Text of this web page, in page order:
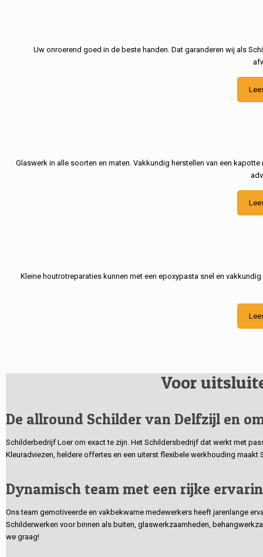
Uw onroerend goed in de beste handen. Dat garanderen wij als
Glaswerk in alle soorten en maten. Vakkundig herstellen van een
Kleine houtrotreparaties kunnen met een epoxypasta snel en
Voor
De allround Schilder van Delfzijl en
Schilderbedrijf Loer om exact te zijn. Het Schildersbedrijf dat werkt met
Kleuradviezen, heldere offertes en een uiterst flexibele werkhouding
Dynamisch team met een rijke
Ons team gemotiveerde en vakbekwame medewerkers heeft jarenlange
Schilderwerken voor binnen als buiten, glaswerkzaamheden,
we graag!